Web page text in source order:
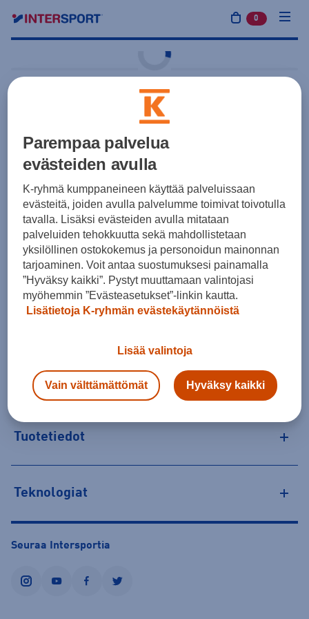
0 tuotetta
Adi25 Socks
15,50 € Vaaleanpunainen
Koot
15,50 € Valitse ensin koko
Personoitujen tuotteiden vaihto ja palautus
Tuotetiedot
Teknologiat
Seuraa Intersportia
instagramyoutubefacebooktwitter
Parempaa palvelua
evästeiden avulla
K-ryhmä kumppaneineen käyttää palveluissaan
evästeitä, joiden avulla palvelumme toimivat toivotulla
tavalla. Lisäksi evästeiden avulla mitataan
palveluiden tehokkuutta sekä mahdollistetaan
yksilöllinen ostokokemus ja personoidun mainonnan
tarjoaminen. Voit antaa suostumuksesi painamalla
”Hyväksy kaikki”. Pystyt muuttamaan valintojasi
myöhemmin ”Evästeasetukset”-linkin kautta.
Lisätietoja K-ryhmän evästekäytännöistä
Lisää valintoja
Vain välttämättömät Hyväksy kaikki